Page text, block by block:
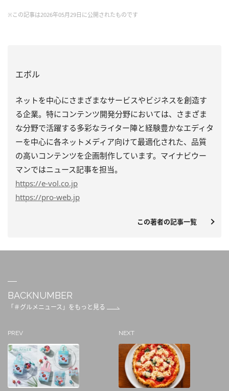
※この記事は2026年05月29日に公開されたものです
エボル
ネットを中心にさまざまなサービスやビジネスを創造す
る企業。特にコンテンツ開発分野においては、さまざま
な分野で活躍する多彩なライター陣と経験豊かなエディタ
ーを中心に各ネットメディア向けて最適化された、品質
の高いコンテンツを企画制作しています。マイナビウー
マンではニュース記事を担当。
https://e-vol.co.jp
https://pro-web.jp
この著者の記事一覧
BACKNUMBER
「＃グルメニュース」をもっと見る
PREV NEXT